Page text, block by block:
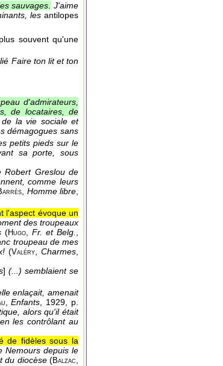
sauvages J'aime
lesantilopes
souvent qu'une
Faire ton lit et ton
d'admirateurs,
de locataires, de
de la vie sociale et
démagogues sans
petits pieds sur le
sa porte, sous
Robert Greslou de
comme leurs
Homme libre
l'aspect évoque un
des troupeaux
(Hugo, Fr. et Belg.
troupeau de mes
(Valéry ,Charmes
] (...) semblaient se
enlaçait, amenait
,Enfants , 1929 , p.
alors qu'il était
les contrôlant au
de fidèles sous la
Nemours depuis le
du diocèse(Balzac